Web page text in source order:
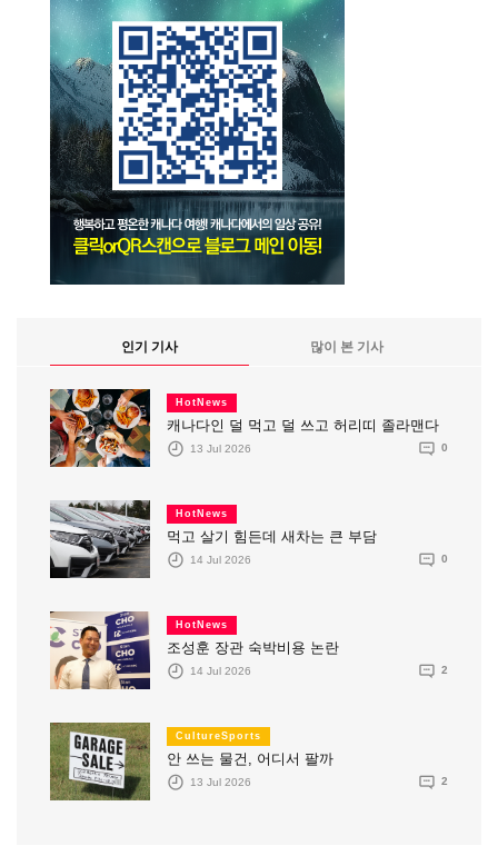
인기 기사 많이 본 기사
HotNews
캐나다인 덜 먹고 덜 쓰고 허리띠 졸라맨다
13 Jul 2026 0
HotNews
먹고 살기 힘든데 새차는 큰 부담
14 Jul 2026 0
HotNews
조성훈 장관 숙박비용 논란
14 Jul 2026 2
CultureSports
안 쓰는 물건, 어디서 팔까
13 Jul 2026 2